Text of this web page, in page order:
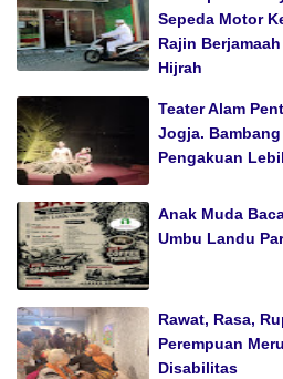
Sepeda Motor
Rajin
Hijrah
Teater Alam
Jogja.
Pengakuan
Anak Muda
Umbu Landu
Rawat, Rasa,
Perempuan
Disabilitas